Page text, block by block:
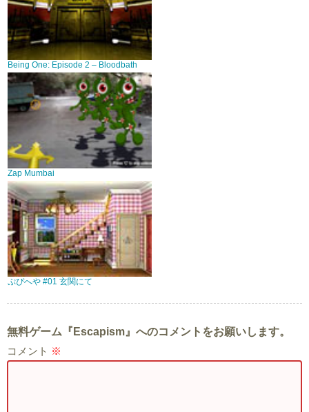
Being One: Episode 2 – Bloodbath
Zap Mumbai
ぷぴへや #01 玄関にて
無料ゲーム『Escapism』へのコメントをお願いします。
コメント ※